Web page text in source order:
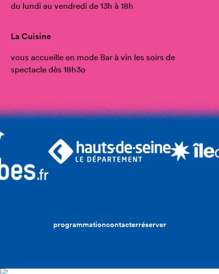
du lundi au vendredi de 13h à 18h
La Cuisine
vous accueille en mode Bar à vin les soirs de
spectacle dès 18h3o
programmationcontacterréserver